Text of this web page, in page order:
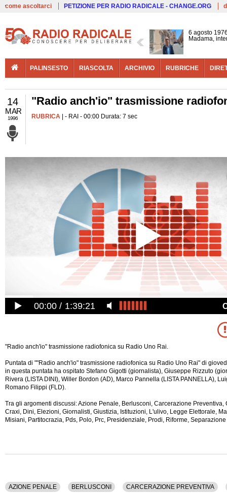
come ascoltarci PETIZIONE PER RADIO RADICALE - CHANGE.ORG
6 agosto
Madama,
PALINSESTO RIASCOLTA ARCHIVIO RUBRICHE
14
MAR
1996
"Radio anch'io" trasmissione
RUBRICA | - RAI - 00:00 Durata: 7 sec
00:00 1:39:21
"Radio anch'io" trasmissione radiofonica su Radio Uno Rai.
Puntata di ""Radio anch'io" trasmissione radiofonica su Radio Uno Rai" di
in questa puntata ha ospitato Stefano Gigotti (giornalista), Giuseppe Rizzuto
Rivera (LISTA DINI), Willer Bordon (AD), Marco Pannella (LISTA PANNELLA),
Romano Filippi (FLD).
Tra gli argomenti discussi: Azione Penale, Berlusconi, Carcerazione Preventiva,
Craxi, Dini, Elezioni, Giornalisti, Giustizia, Istituzioni, L'ulivo, Legge Elettorale,
Misiani, Partitocrazia, Pds, Polo, Prc, Presidenziale, Prodi, Riforme,
AZIONE PENALE BERLUSCONI CARCERAZIONE PREVENTIVA